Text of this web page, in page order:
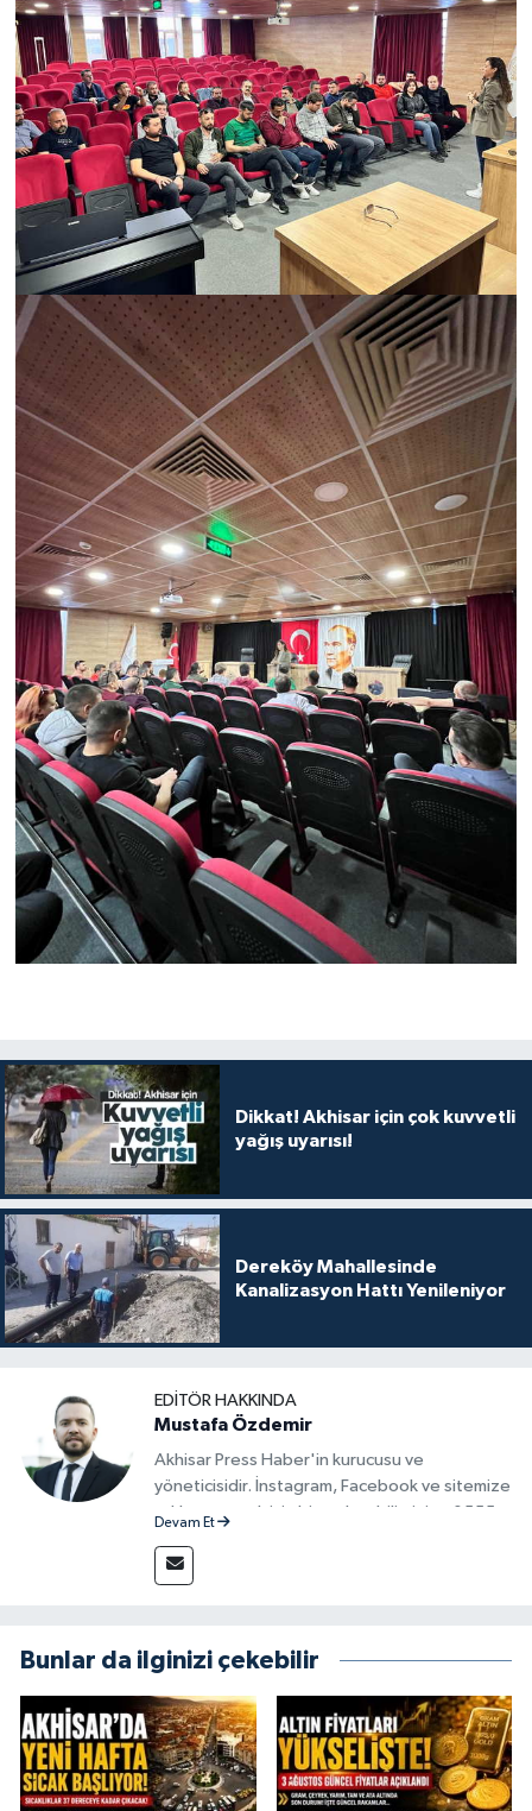
Dikkat! Akhisar için çok kuvvetli
yağış uyarısı!
Dereköy Mahallesinde
Kanalizasyon Hattı Yenileniyor
EDITÖR HAKKINDA
Mustafa Özdemir
Akhisar Press Haber'in kurucusu ve
yöneticisidir. İnstagram, Facebook ve sitemize
reklam vermek için bize ulaşabilirsiniz - 0555
Devam Et
Bunlar da ilginizi çekebilir